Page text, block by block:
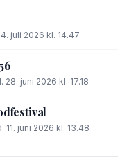
juli 2026 kl. 14.47
juni 2026 kl. 17.18
juni 2026 kl. 13.48